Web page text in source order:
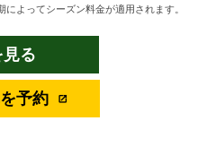
のスタイルをさらに磨き上
ラインと、程よい存在感が、
溶け込みます。 派手すぎず、
るデザインは、大人の沖縄旅
によってシーズン料金が適用されます。
る
予約